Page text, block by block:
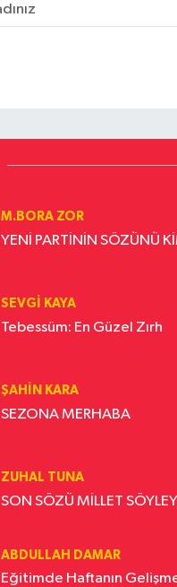
M.BORA ZOR
YENİ PARTİNİN SÖZÜNÜ
SEVGI KAYA
Tebessüm: En Güzel Zırh
ŞAHIN KARA
SEZONA MERHABA
ZUHAL TUNA
SON SÖZÜ MİLLET
ABDULLAH DAMAR
Eğitimde Haftanın